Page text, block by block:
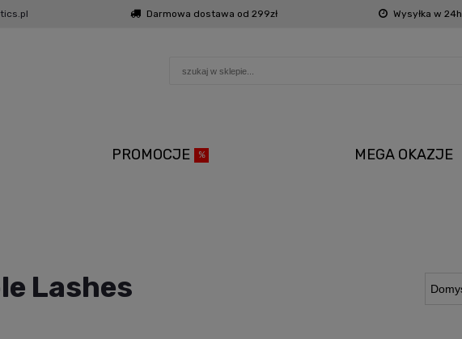
Darmowa dostawa od 299zł Wysyłka w 24h
PROMOCJE MEGA OKAZJE
Lashes